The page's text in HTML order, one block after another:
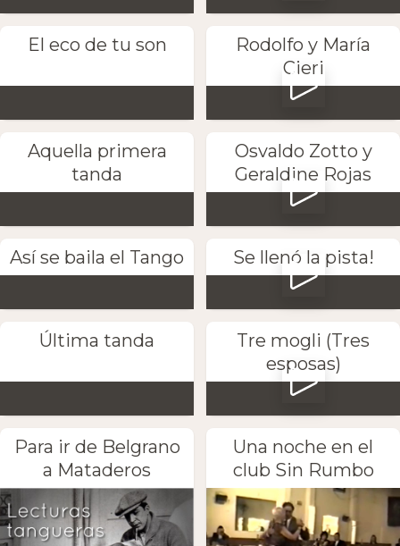
El eco de tu son
Rodolfo y María
Cieri
Aquella primera
tanda
Osvaldo Zotto y
Geraldine Rojas
Así se baila el Tango Se llenó la pista!
Última tanda
Tre mogli (Tres
esposas)
Para ir de Belgrano
a Mataderos
Una noche en el
club Sin Rumbo